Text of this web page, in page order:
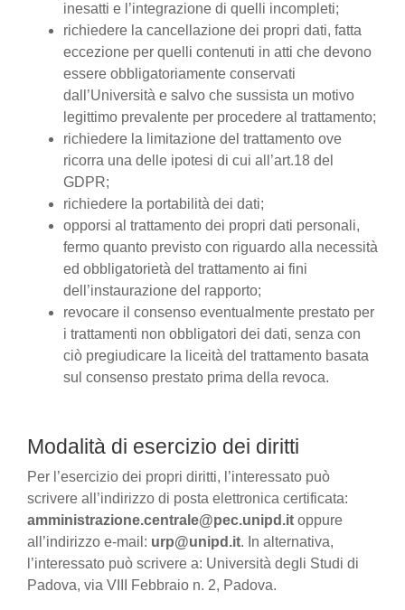
inesatti e l’integrazione di quelli incompleti;
richiedere la cancellazione dei propri dati, fatta
eccezione per quelli contenuti in atti che devono
essere obbligatoriamente conservati
dall’Università e salvo che sussista un motivo
legittimo prevalente per procedere al trattamento;
richiedere la limitazione del trattamento ove
ricorra una delle ipotesi di cui all’art.18 del
GDPR;
richiedere la portabilità dei dati;
opporsi al trattamento dei propri dati personali,
fermo quanto previsto con riguardo alla necessità
ed obbligatorietà del trattamento ai fini
dell’instaurazione del rapporto;
revocare il consenso eventualmente prestato per
i trattamenti non obbligatori dei dati, senza con
ciò pregiudicare la liceità del trattamento basata
sul consenso prestato prima della revoca.
Modalità di esercizio dei diritti
Per l’esercizio dei propri diritti, l’interessato può
scrivere all’indirizzo di posta elettronica certificata:
amministrazione.centrale@pec.unipd.it oppure
all’indirizzo e-mail: urp@unipd.it. In alternativa,
l’interessato può scrivere a: Università degli Studi di
Padova, via VIII Febbraio n. 2, Padova.